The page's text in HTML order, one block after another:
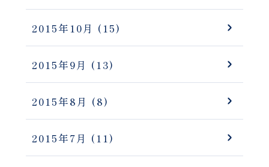
2015年10月 (15)
2015年9月 (13)
2015年8月 (8)
2015年7月 (11)